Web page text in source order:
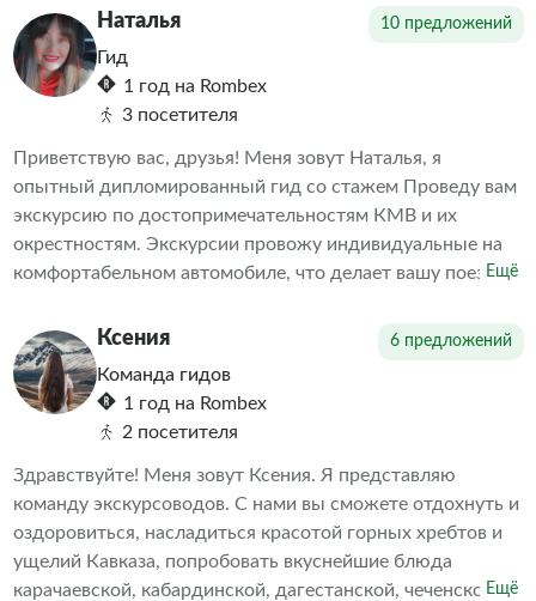
положительных эмоций и будете в безопасности.
Наталья 10 предложений
Гид
1 год на Rombex
3 посетителя
Приветствую вас, друзья! Меня зовут Наталья, я
опытный дипломированный гид со стажем Проведу вам
экскурсию по достопримечательностям КМВ и их
окрестностям. Экскурсии провожу индивидуальные на
комфортабельном автомобиле, что делает вашу поездку
прорабатываются и составляются, учитываются ваши
пожелания, чтобы вы могли получить самые
незабываемые впечатления и захотели вернуться снова!
Показываю Кавказ так, как его знают местные, и с
радостью предлагаю вам свои услуги.
Ещё
Ксения 6 предложений
Команда гидов
1 год на Rombex
2 посетителя
Здравствуйте! Меня зовут Ксения. Я представляю
команду экскурсоводов. С нами вы сможете отдохнуть и
оздоровиться, насладиться красотой горных хребтов и
ущелий Кавказа, попробовать вкуснейшие блюда
карачаевской, кабардинской, дагестанской, чеченской,Ещё